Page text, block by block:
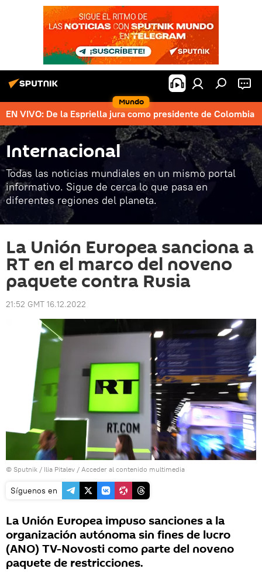
Mundo
EN VIVO: De la Espriella jura como presidente de Colombia
Internacional
Todas las noticias mundiales en un mismo portal
informativo. Sigue de cerca lo que pasa en
diferentes regiones del planeta.
La Unión Europea sanciona a
RT en el marco del noveno
paquete contra Rusia
21:52 GMT 16.12.2022
© Sputnik / Ilia Pitalev / Acceder al contenido multimedia
Síguenos en
La Unión Europea impuso sanciones a la
organización autónoma sin fines de lucro
(ANO) TV-Novosti como parte del noveno
paquete de restricciones.